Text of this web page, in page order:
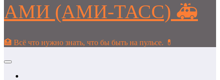
АМИ (АМИ-ТАСС) 🚑
🏥 Всё что нужно знать, что бы быть на пульсе. 💊